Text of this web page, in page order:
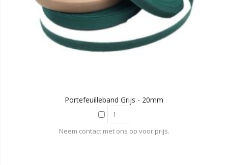
Portefeuilleband Grijs - 20mm
Neem contact met ons op voor prijs.